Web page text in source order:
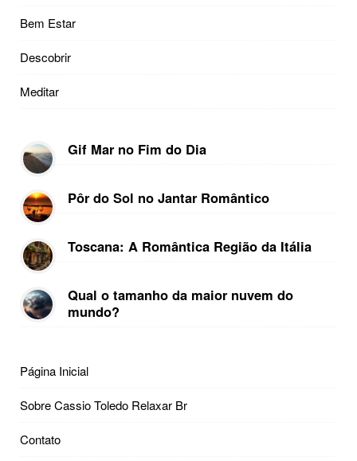
Bem Estar
Descobrir
Meditar
Gif Mar no Fim do Dia
Pôr do Sol no Jantar Romântico
Toscana: A Romântica Região da Itália
Qual o tamanho da maior nuvem do
mundo?
Página Inicial
Sobre Cassio Toledo Relaxar Br
Contato